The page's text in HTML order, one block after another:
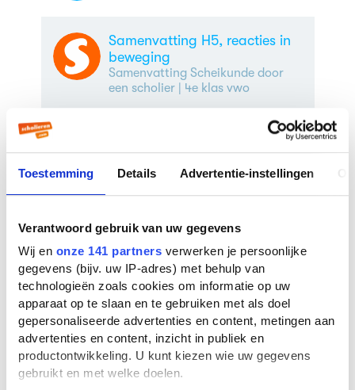
Toestemming Details Advertentie-instellingen
Verantwoord gebruik van uw gegevens
Wij en onze 141 partners verwerken je persoonlijke
gegevens (bijv. uw IP-adres) met behulp van
technologieën zoals cookies om informatie op uw
apparaat op te slaan en te gebruiken met als doel
gepersonaliseerde advertenties en content, metingen aan
advertenties en content, inzicht in publiek en
productontwikkeling. U kunt kiezen wie uw gegevens
gebruikt en met welke doelen.
Samenvatting H5, reacties in
beweging
Samenvatting Scheikunde door
een scholier| 4e klas vwo
Samenvatting Scheikunde door
guusje| 4e klas vwo
Samenvatting Scheikunde door
een scholier| 3e klas vwo
Hoofdstuk 5
Samenvatting Scheikunde door
een scholier| 4e klas havo